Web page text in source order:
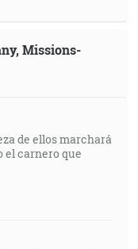
Missions-
de ellos marchará
el carnero que